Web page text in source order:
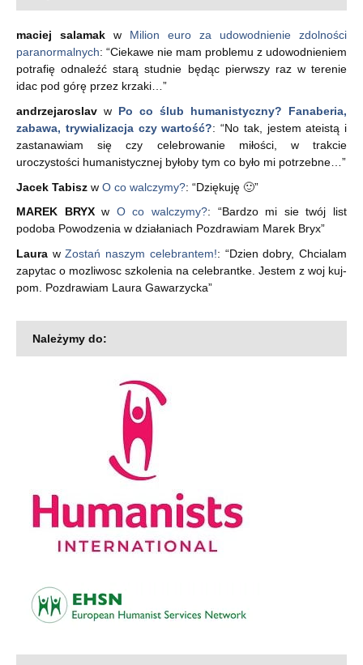
maciej salamak w Milion euro za udowodnienie zdolności
paranormalnych: “Ciekawe nie mam problemu z udowodnieniem
potrafię odnaleźć starą studnie będąc pierwszy raz w terenie
idac pod górę przez krzaki… ”
andrzejaroslav w Po co ślub humanistyczny? Fanaberia,
zabawa, trywializacja czy wartość?: “No tak, jestem ateistą i
zastanawiam się czy celebrowanie miłości, w trakcie
uroczystości humanistycznej byłoby tym co było mi potrzebne… ”
Jacek Tabisz w O co walczymy?: “Dziękuję 🙂”
MAREK BRYXw O co walczymy?: “Bardzo mi sie twój list
podoba Powodzenia w działaniach Pozdrawiam Marek Bryx”
Laura wZostań naszym celebrantem!: “Dzien dobry, Chcialam
zapytac o mozliwosc szkolenia na celebrantke. Jestem z woj kuj-
pom. Pozdrawiam Laura Gawarzycka”
Należymy do: